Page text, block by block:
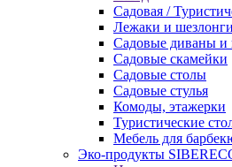
Садовая /
Лежаки и шезлонги
Садовые диваны и
Садовые скамейки
Садовые столы
Садовые стулья
Комоды, этажерки
Туристические
Мебель для
Эко-продукты